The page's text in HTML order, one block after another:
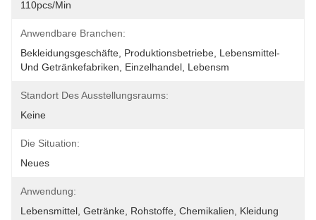
110pcs/min
Anwendbare Branchen:
Bekleidungsgeschäfte, Produktionsbetriebe, Lebensmittel-
Und Getränkefabriken, Einzelhandel, Lebensm
Standort Des Ausstellungsraums:
Keine
Die Situation:
Neues
Anwendung:
Lebensmittel, Getränke, Rohstoffe, Chemikalien, Kleidung